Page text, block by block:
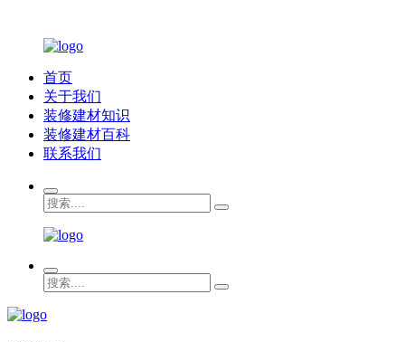
首页
关于我们
装修建材知识
装修建材百科
联系我们